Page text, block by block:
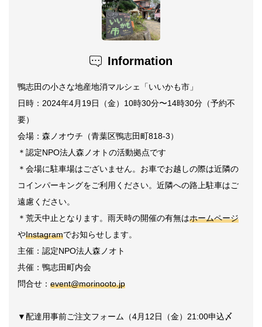
Information
鴨志田の小さな地産地消マルシェ「いいかも市」
日時：2024年4月19日（金）10時30分〜14時30分（予約不
要）
会場：森ノオウチ（青葉区鴨志田町818-3）
＊認定NPO法人森ノオトの活動拠点です
＊会場に駐車場はございません。お車でお越しの際は近隣の
コインパーキングをご利用ください。近隣への路上駐車はご
遠慮ください。
＊荒天中止となります。雨天時の開催の有無はホームページ
やInstagramでお知らせします。
主催：認定NPO法人森ノオト
共催：鴨志田町内会
問合せ： event@morinooto.jp
▼配達用事前ご注文フォーム（4月12日（金）21:00申込〆